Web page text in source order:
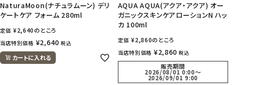
NaturaMoon(ナチュラムーン) デリ
ケートケア フォーム 280ml
定価 ¥2,640のところ
当店特別価格 ¥2,640 税込
カートに入れる
AQUA AQUA(アクア・アクア) オー
ガニックスキンケアローションN ハッ
カ 100ml
定価 ¥2,860のところ
当店特別価格 ¥2,860 税込
販売期間
2026/08/01 0:00〜
2026/09/01 9:00